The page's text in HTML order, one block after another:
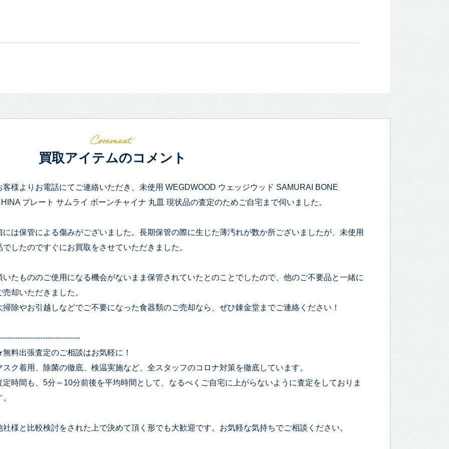
買取アイテムのコメント
客様よりお電話にてご連絡いただき、未使用 WEGDWOOD ウェッジウッド SAMURAI BONE
プレート サムライ ボーンチャイナ 丸皿 現状品の査定のためご自宅まで伺いました。
には保管による傷みがございました。長期保管の際に生じた薄汚れが数か所ございましたが、未使用
でしたのですぐにお買取をさせていただきました。
いたもののご使用になる機会がないまま保管されていたとのことでしたので、他のご不要品と一緒に
売却いただきました。
掃除やお引越しなどでご不要になった食器類のご売却なら、ぜひ錬金堂までご連絡ください！
料出張査定のご相談はお気軽に！
スク着用、除菌の徹底、検温実施など、全スタッフのコロナ対策を徹底しています。
定時間も、5分～10分前後を平均時間として、なるべくご自宅に上がらないように査定をしておりま
社様と比較検討をされた上で決めて頂く形でも大歓迎です。お気軽な気持ちでご相談ください。